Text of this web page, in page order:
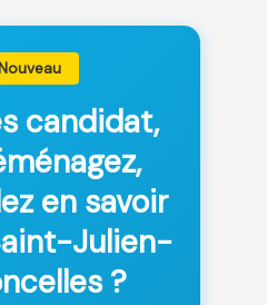
candidat,
en savoir
Julien-
?